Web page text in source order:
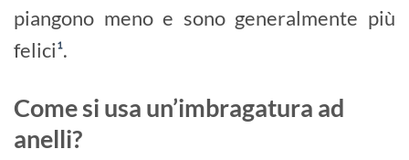
piangono meno e sono generalmente più
felici¹.
Come si usa un’imbragatura ad
anelli?